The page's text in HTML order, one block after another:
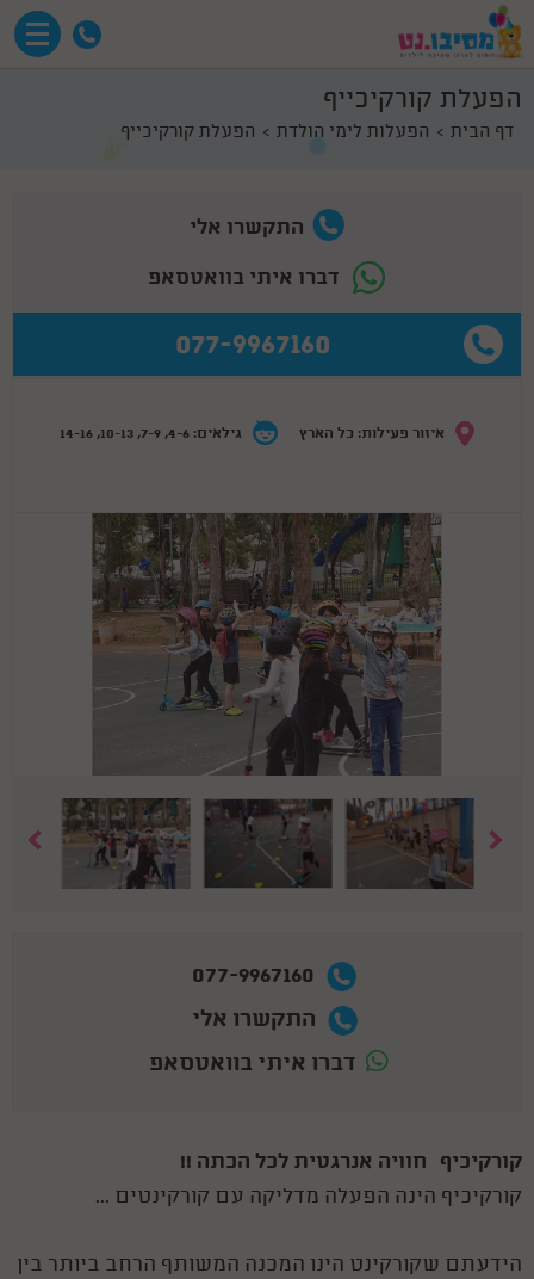
הפעלת קורקיכייף
דף הבית הפעלות לימי הולדת הפעלת קורקיכייף
התקשרו אלי
דברו איתי בוואטסאפ
077-9967160
איזור פעילות: כל הארץ גילאים: 4-6, 7-9, 10-13, 14-16
077-9967160
התקשרו אלי
דברו איתי בוואטסאפ
קורקיכיף –חוויה אנרגטית לכל הכתה !!
קורקיכיף הינה הפעלה מדליקה עם קורקינטים ...
הידעתם שקורקינט הינו המכנה המשותף הרחב ביותר בין